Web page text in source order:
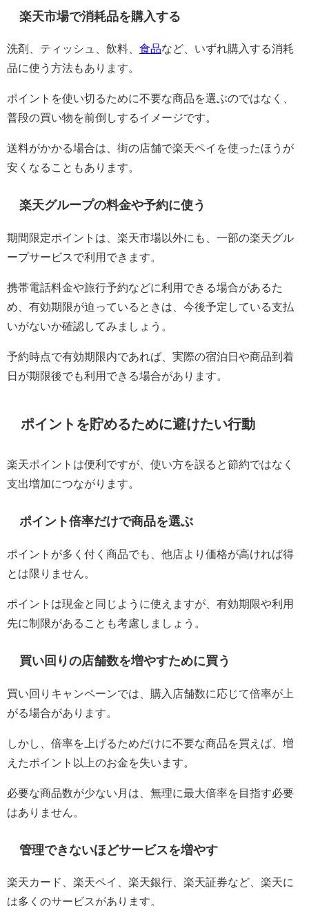
楽天市場で消耗品を購入する
洗剤、ティッシュ、飲料、 食品など、いずれ購入する消耗
品に使う方法もあります。
ポイントを使い切るために不要な商品を選ぶのではなく、
普段の買い物を前倒しするイメージです。
送料がかかる場合は、街の店舗で楽天ペイを使ったほうが
安くなることもあります。
楽天グループの料金や予約に使う
期間限定ポイントは、楽天市場以外にも、一部の楽天グル
ープサービスで利用できます。
携帯電話料金や旅行予約などに利用できる場合があるた
め、有効期限が迫っているときは、今後予定している支払
いがないか確認してみましょう。
予約時点で有効期限内であれば、実際の宿泊日や商品到着
日が期限後でも利用できる場合があります。
ポイントを貯めるために避けたい行動
楽天ポイントは便利ですが、使い方を誤ると節約ではなく
支出増加につながります。
ポイント倍率だけで商品を選ぶ
ポイントが多く付く商品でも、他店より価格が高ければ得
とは限りません。
ポイントは現金と同じように使えますが、有効期限や利用
先に制限があることも考慮しましょう。
買い回りの店舗数を増やすために買う
買い回りキャンペーンでは、購入店舗数に応じて倍率が上
がる場合があります。
しかし、倍率を上げるためだけに不要な商品を買えば、増
えたポイント以上のお金を失います。
必要な商品数が少ない月は、無理に最大倍率を目指す必要
はありません。
管理できないほどサービスを増やす
楽天カード、楽天ペイ、楽天銀行、楽天証券など、楽天に
は多くのサービスがあります。